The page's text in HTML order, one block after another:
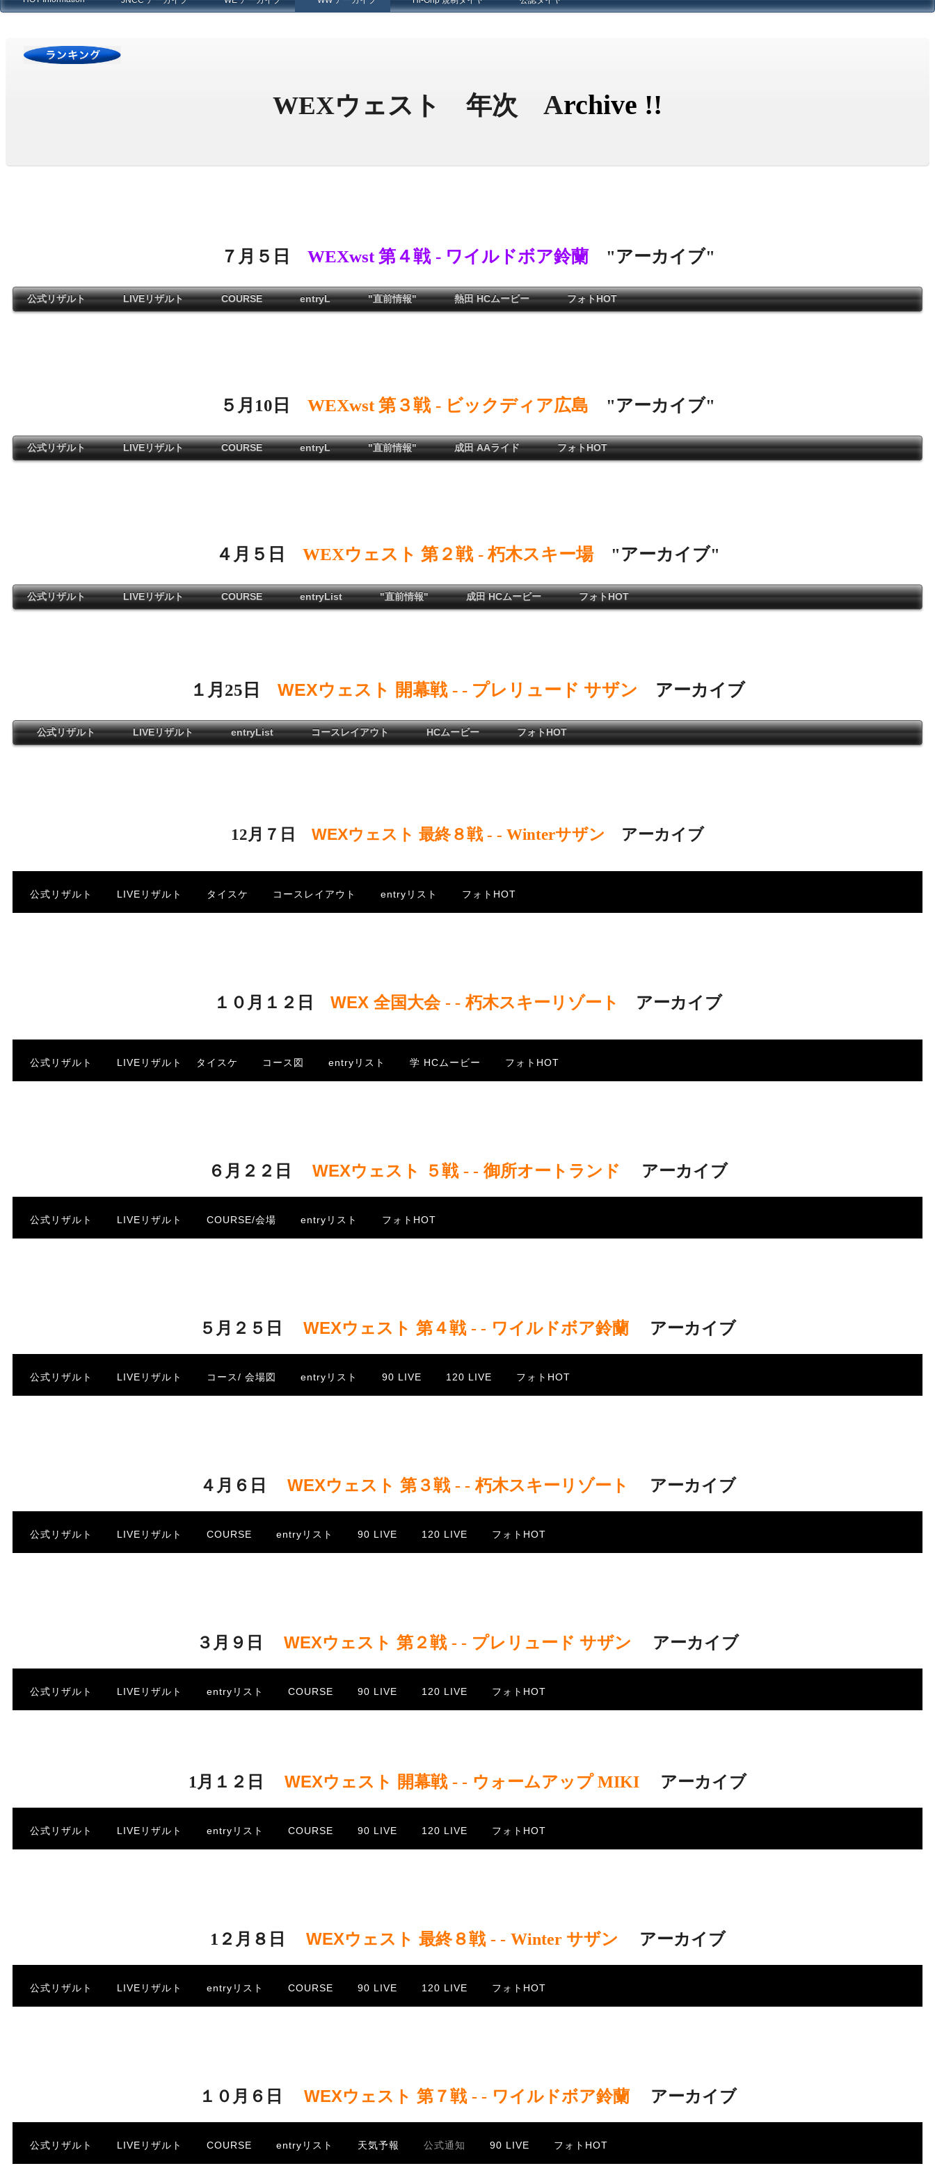
WEXウェスト 年次 Archive !!
７月５日 WEXwst 第４戦/ - ワイルドボア鈴蘭 "アーカイブ"
公式リザルト LIVEリザルト COURSE entryL "直前情報" 熱田 HCムービー フォトHOT
５月10日 WEXwst 第３戦/ - ビックディア広島 "アーカイブ"
公式リザルト LIVEリザルト COURSE entryL "直前情報" 成田 AAライド フォトHOT
４月５日 WEXウェスト 第２戦/ - 朽木スキー場 "アーカイブ"
公式リザルト LIVEリザルト COURSE entryList "直前情報" 成田 HCムービー フォトHOT
１月25日 WEXウェスト 開幕戦. - - プレリュード サザン アーカイブ
公式リザルト LIVEリザルト entryList コースレイアウト HCムービー フォトHOT
12月７日 WEXウェスト 最終８戦/ - - Winterサザン アーカイブ
公式リザルト LIVEリザルト タイスケ コースレイアウト entryリスト フォトHOT
１０月１２日 WEX 全国大会/ - -/朽木スキーリゾート アーカイブ
公式リザルト LIVEリザルト タイスケ コース図 entryリスト 学 HCムービー フォトHOT
６月２２日 WEXウェスト ５戦/ - -/ 御所オートランド アーカイブ
公式リザルト LIVEリザルト COURSE/会場 entryリスト フォトHOT
５月２５日 WEXウェスト 第４戦/ - - ワイルドボア鈴蘭 アーカイブ
公式リザルト LIVEリザルト コース/ 会場図 entryリスト 90 LIVE 120 LIVE フォトHOT
４月６日 WEXウェスト 第３戦/ - -/朽木スキーリゾート アーカイブ
公式リザルト LIVEリザルト COURSE entryリスト 90 LIVE 120 LIVE フォトHOT
３月９日 WEXウェスト 第２戦/ - - プレリュード サザン アーカイブ
公式リザルト LIVEリザルト entryリスト COURSE 90 LIVE 120 LIVE フォトHOT
1月１２日 WEXウェスト 開幕戦/ - - ウォームアップ MIKI アーカイブ
公式リザルト LIVEリザルト entryリスト COURSE 90 LIVE 120 LIVE フォトHOT
1２月８日 WEXウェスト 最終８戦/ - -/ Winter サザン アーカイブ
公式リザルト LIVEリザルト entryリスト COURSE 90 LIVE 120 LIVE フォトHOT
１０月６日 WEXウェスト 第７戦/ - -/ ワイルドボア鈴蘭 アーカイブ
公式リザルト LIVEリザルト COURSE entryリスト 天気予報 公式通知 90 LIVE フォトHOT